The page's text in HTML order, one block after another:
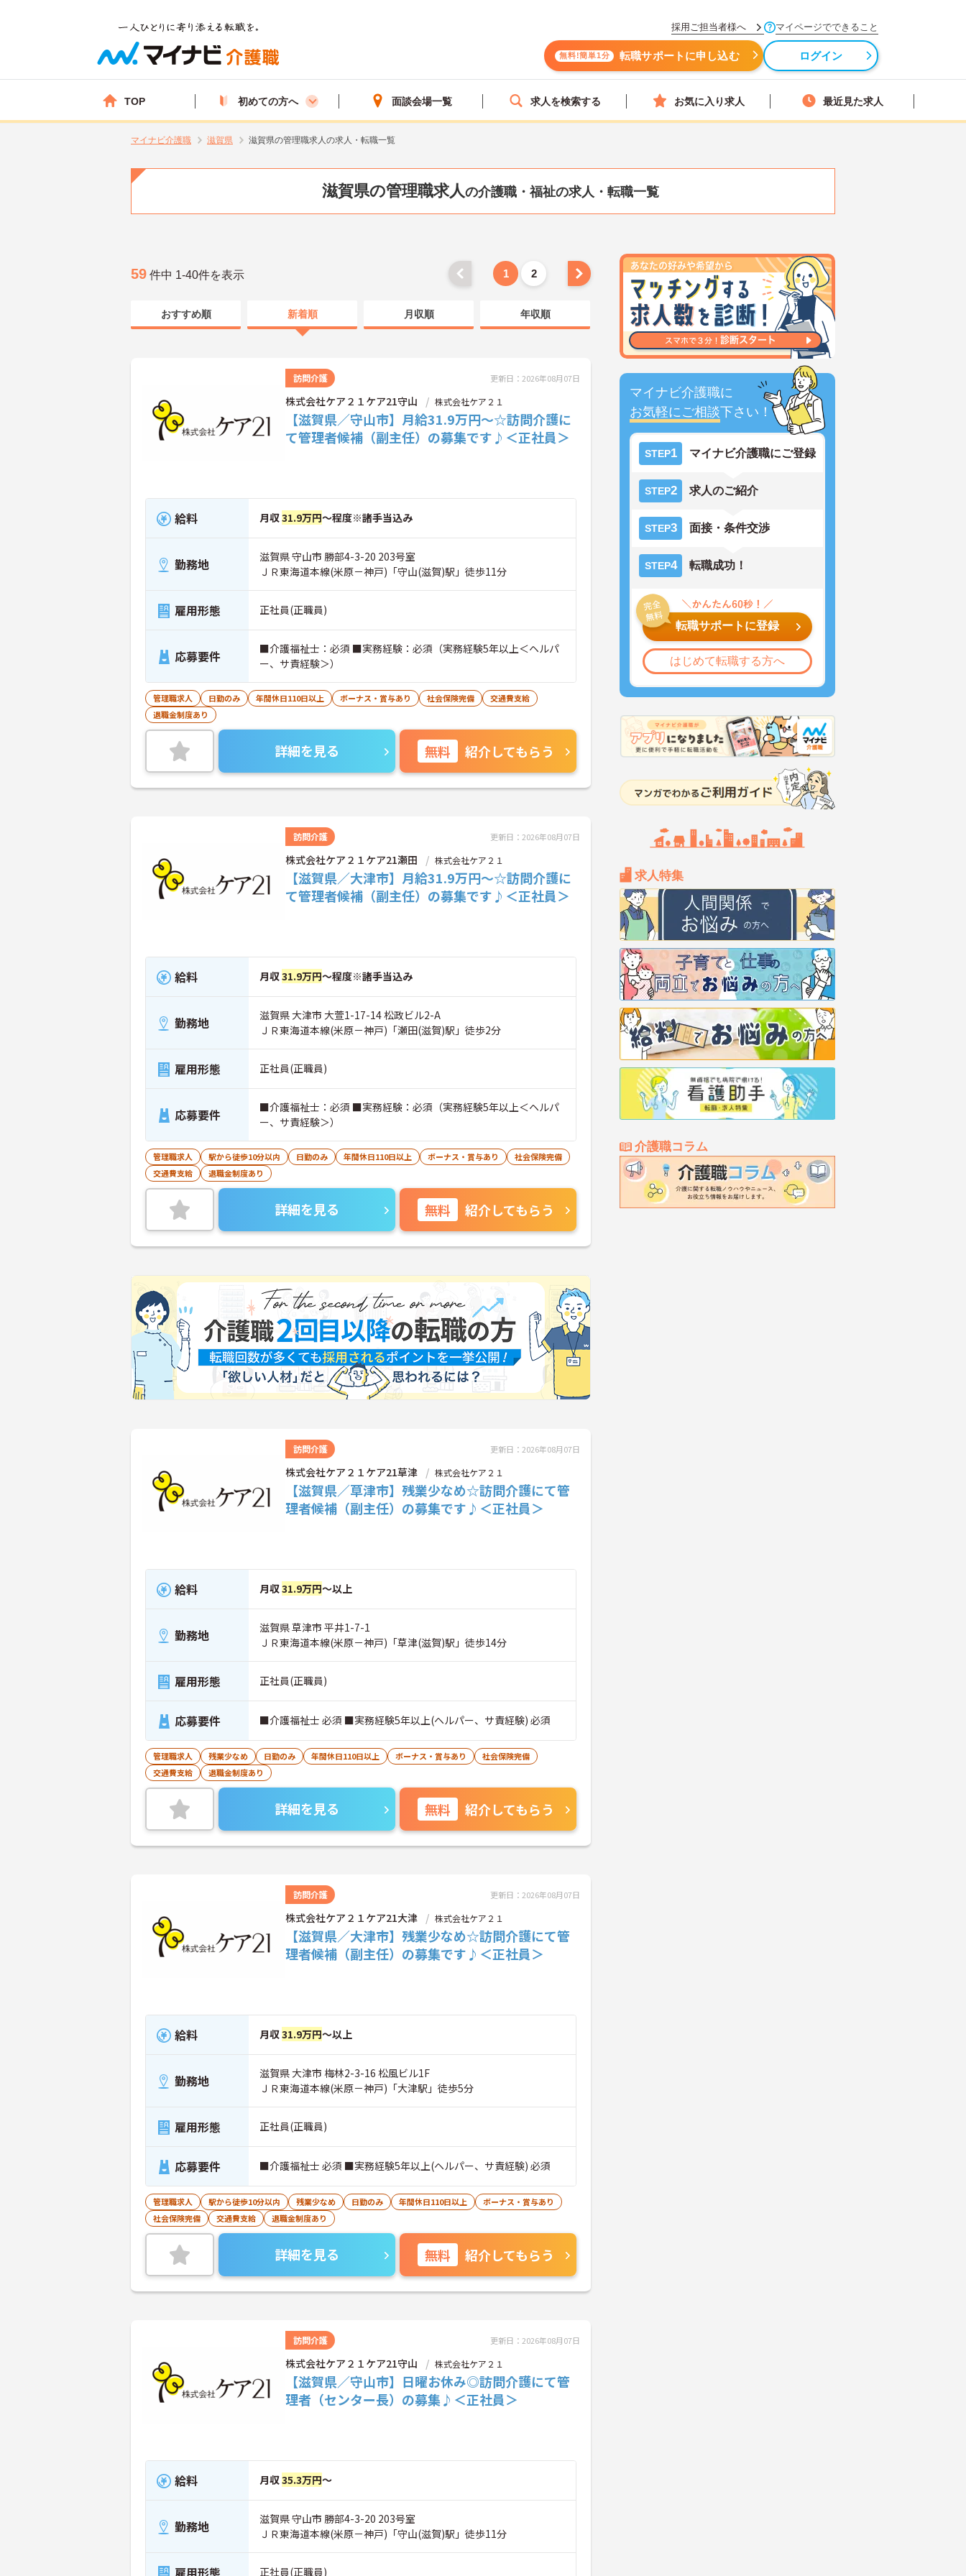
採用ご担当者様へ マイページでできること
無料!簡単1分 転職サポートに申し込む ログイン
TOP 初めての方へ 面談会場一覧 求人を検索する お気に入り求人 最近見た求人
マイナビ介護職 滋賀県 滋賀県の管理職求人の求人・転職一覧
滋賀県の管理職求人の介護職・福祉の求人・転職一覧
マイナビ介護職に
お気軽にご相談下さい！
STEP1 マイナビ介護職にご登録
STEP2 求人のご紹介
STEP3 面接・条件交渉
STEP4 転職成功！
転職サポートに登録
はじめて転職する方へ
求人特集
介護職コラム
59 件中 1-40件を表示 1 2
おすすめ順 新着順 月収順 年収順
訪問介護 更新日：2026年08月07日
株式会社ケア２１ケア21守山 株式会社ケア２１
【滋賀県／守山市】月給31.9万円～☆訪問介護に
て管理者候補（副主任）の募集です♪＜正社員＞
給料 月収31.9万円～程度※諸手当込み
勤務地
滋賀県 守山市 勝部4-3-20 203号室
ＪＲ東海道本線(米原－神戸)「守山(滋賀)駅」徒歩11分
雇用形態 正社員(正職員)
応募要件
■介護福祉士：必須 ■実務経験：必須（実務経験5年以上＜ヘルパ
ー、サ責経験＞）
管理職求人 日勤のみ 年間休日110日以上 ボーナス・賞与あり 社会保険完備
交通費支給
退職金制度あり
詳細を見る 無料 紹介してもらう
訪問介護 更新日：2026年08月07日
株式会社ケア２１ケア21瀬田 株式会社ケア２１
【滋賀県／大津市】月給31.9万円～☆訪問介護に
て管理者候補（副主任）の募集です♪＜正社員＞
給料 月収31.9万円～程度※諸手当込み
勤務地
滋賀県 大津市 大萱1-17-14 松政ビル2-A
ＪＲ東海道本線(米原－神戸)「瀬田(滋賀)駅」徒歩2分
雇用形態 正社員(正職員)
応募要件
■介護福祉士：必須 ■実務経験：必須（実務経験5年以上＜ヘルパ
ー、サ責経験＞）
管理職求人 駅から徒歩10分以内 日勤のみ 年間休日110日以上 ボーナス・賞与あり
社会保険完備
交通費支給
退職金制度あり
詳細を見る 無料 紹介してもらう
訪問介護 更新日：2026年08月07日
株式会社ケア２１ケア21草津 株式会社ケア２１
【滋賀県／草津市】残業少なめ☆訪問介護にて管
理者候補（副主任）の募集です♪＜正社員＞
給料 月収31.9万円～以上
勤務地
滋賀県 草津市 平井1-7-1
ＪＲ東海道本線(米原－神戸)「草津(滋賀)駅」徒歩14分
雇用形態 正社員(正職員)
応募要件 ■介護福祉士 必須 ■実務経験5年以上(ヘルパー、サ責経験) 必須
管理職求人 残業少なめ 日勤のみ 年間休日110日以上 ボーナス・賞与あり
社会保険完備
交通費支給
退職金制度あり
詳細を見る 無料 紹介してもらう
訪問介護 更新日：2026年08月07日
株式会社ケア２１ケア21大津 株式会社ケア２１
【滋賀県／大津市】残業少なめ☆訪問介護にて管
理者候補（副主任）の募集です♪＜正社員＞
給料 月収31.9万円～以上
勤務地
滋賀県 大津市 梅林2-3-16 松風ビル1F
ＪＲ東海道本線(米原－神戸)「大津駅」徒歩5分
雇用形態 正社員(正職員)
応募要件 ■介護福祉士 必須 ■実務経験5年以上(ヘルパー、サ責経験) 必須
管理職求人 駅から徒歩10分以内 残業少なめ 日勤のみ 年間休日110日以上
ボーナス・賞与あり
社会保険完備
交通費支給 退職金制度あり
詳細を見る 無料 紹介してもらう
訪問介護 更新日：2026年08月07日
株式会社ケア２１ケア21守山 株式会社ケア２１
【滋賀県／守山市】日曜お休み◎訪問介護にて管
理者（センター長）の募集♪＜正社員＞
給料 月収35.3万円～
勤務地
滋賀県 守山市 勝部4-3-20 203号室
ＪＲ東海道本線(米原－神戸)「守山(滋賀)駅」徒歩11分
雇用形態 正社員(正職員)